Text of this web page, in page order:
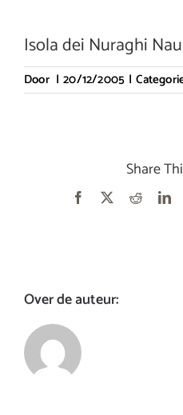
Isola dei Nuraghi
Door | 20/12/2005 |
Share
Facebook Reddit
Over de auteur: